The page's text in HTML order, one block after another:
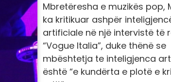
Mbretëresha e muzikës pop,
ka kritikuar ashpër
artificiale në një intervistë të
“Vogue Italia”, duke thënë se
mbështetja te inteligjenca
është “e kundërta e plotë e